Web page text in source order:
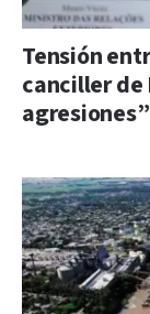
Tensión
canciller de
agresiones”